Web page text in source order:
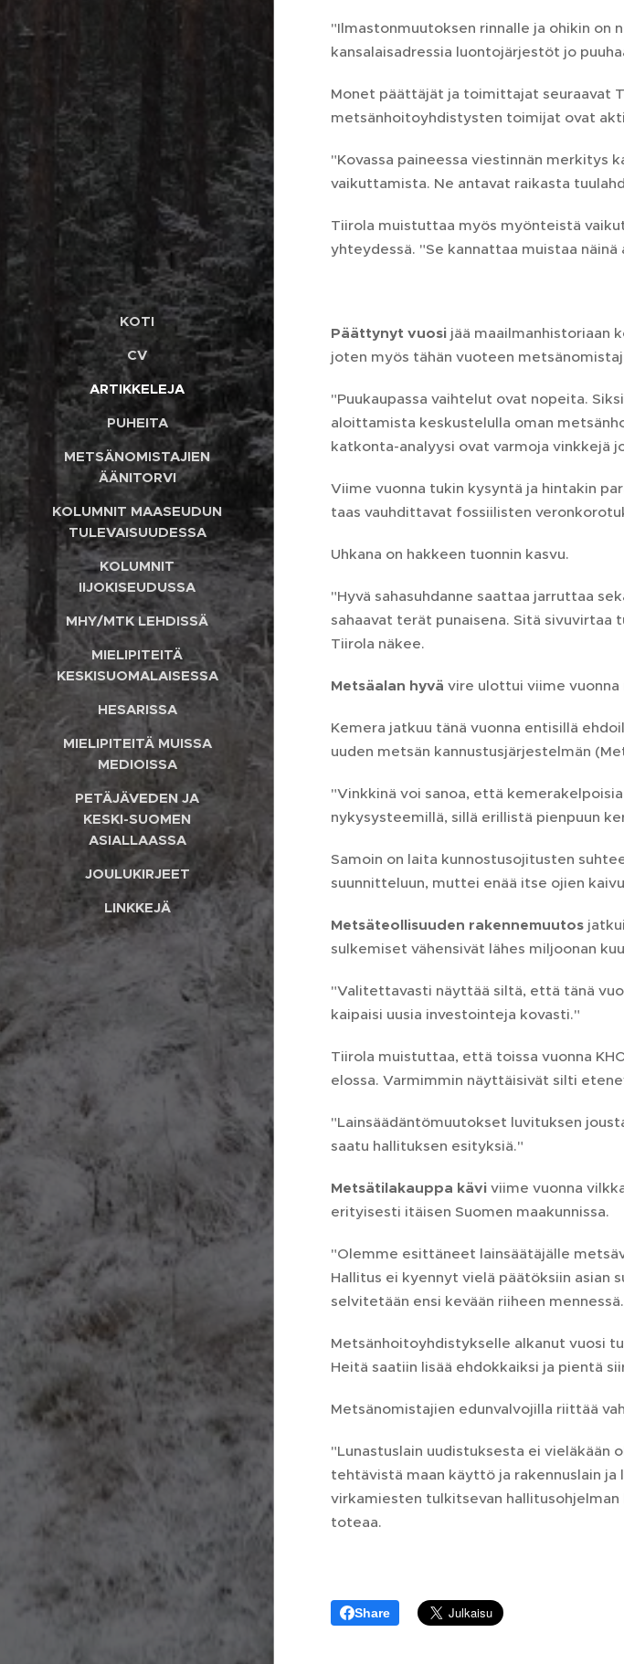
KOTI
CV
ARTIKKELEJA
PUHEITA
METSÄNOMISTAJIEN
ÄÄNITORVI
KOLUMNIT MAASEUDUN
TULEVAISUUDESSA
KOLUMNIT
IIJOKISEUDUSSA
MHY/MTK LEHDISSÄ
MIELIPITEITÄ
KESKISUOMALAISESSA
HESARISSA
MIELIPITEITÄ MUISSA
MEDIOISSA
PETÄJÄVEDEN JA
KESKI-SUOMEN
ASIALLAASSA
JOULUKIRJEET
LINKKEJÄ
"Ilmastonmuutoksen rinnalle ja ohikin on
kansalaisadressia luontojärjestöt jo
Monet päättäjät ja toimittajat seuraavat
metsänhoitoyhdistysten toimijat ovat
"Kovassa paineessa viestinnän merkitys
vaikuttamista. Ne antavat raikasta
Tiirola muistuttaa myös myönteistä
yhteydessä. "Se kannattaa muistaa
Päättynyt vuosi jää maailmanhistoriaan
joten myös tähän vuoteen
"Puukaupassa vaihtelut ovat nopeita.
aloittamista keskustelulla oman
katkonta-analyysi ovat varmoja vinkkejä
Viime vuonna tukin kysyntä ja hintakin
taas vauhdittavat fossiilisten
Uhkana on hakkeen tuonnin kasvu.
"Hyvä sahasuhdanne saattaa jarruttaa
sahaavat terät punaisena. Sitä
Tiirola näkee.
Metsäalan hyvä vire ulottui viime
Kemera jatkuu tänä vuonna entisillä
uuden metsän kannustusjärjestelmän
"Vinkkinä voi sanoa, että
nykysysteemillä, sillä erillistä pienpuun
Samoin on laita kunnostusojitusten
suunnitteluun, muttei enää itse ojien
Metsäteollisuuden rakennemuutos
sulkemiset vähensivät lähes miljoonan
"Valitettavasti näyttää siltä, että tänä
kaipaisi uusia investointeja kovasti."
Tiirola muistuttaa, että toissa vuonna
elossa. Varmimmin näyttäisivät silti
"Lainsäädäntömuutokset luvituksen
saatu hallituksen esityksiä."
Metsätilakauppa kävi viime vuonna
erityisesti itäisen Suomen maakunnissa.
"Olemme esittäneet lainsäätäjälle
Hallitus ei kyennyt vielä päätöksiin
selvitetään ensi kevään riiheen
Metsänhoitoyhdistykselle alkanut vuosi
Heitä saatiin lisää ehdokkaiksi ja pientä
Metsänomistajien edunvalvojilla riittää
"Lunastuslain uudistuksesta ei
tehtävistä maan käyttö ja rakennuslain
virkamiesten tulkitsevan
toteaa.
Share